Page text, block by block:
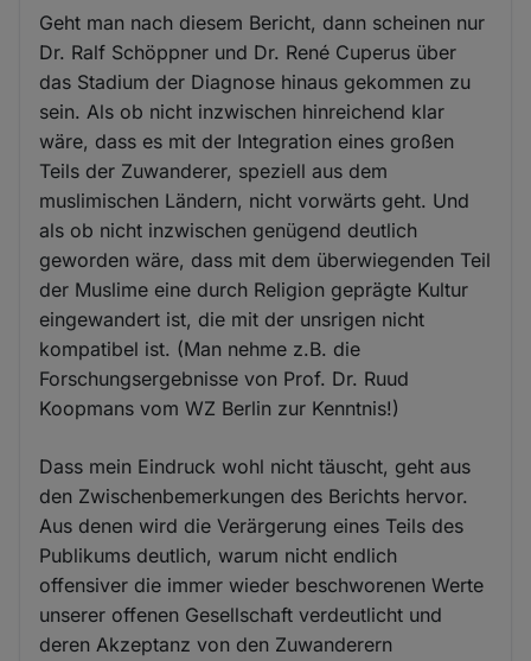
Geht man nach diesem Bericht, dann scheinen nur
Dr. Ralf Schöppner und Dr. René Cuperus über
das Stadium der Diagnose hinaus gekommen zu
sein. Als ob nicht inzwischen hinreichend klar
wäre, dass es mit der Integration eines großen
Teils der Zuwanderer, speziell aus dem
muslimischen Ländern, nicht vorwärts geht. Und
als ob nicht inzwischen genügend deutlich
geworden wäre, dass mit dem überwiegenden Teil
der Muslime eine durch Religion geprägte Kultur
eingewandert ist, die mit der unsrigen nicht
kompatibel ist. (Man nehme z.B. die
Forschungsergebnisse von Prof. Dr. Ruud
Koopmans vom WZ Berlin zur Kenntnis!)
Dass mein Eindruck wohl nicht täuscht, geht aus
den Zwischenbemerkungen des Berichts hervor.
Aus denen wird die Verärgerung eines Teils des
Publikums deutlich, warum nicht endlich
offensiver die immer wieder beschworenen Werte
unserer offenen Gesellschaft verdeutlicht und
deren Akzeptanz von den Zuwanderern